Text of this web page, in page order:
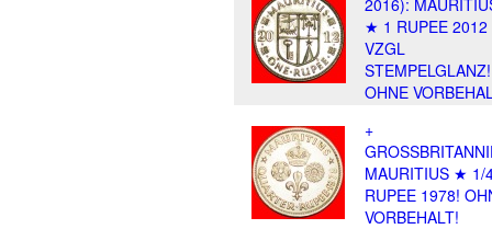
2016):
★ 1 RUPEE 2012
VZGL
STEMPELGLANZ!
OHNE
+
MAURITIUS ★ 1/
RUPEE 1978!
VORBEHALT!